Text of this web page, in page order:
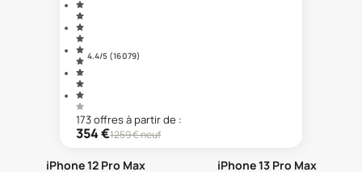
4.4/5 (16 079)
173offresà partir de :
354€1259€ neuf
iPhone 12 Pro Max
iPhone 13 Pro Max